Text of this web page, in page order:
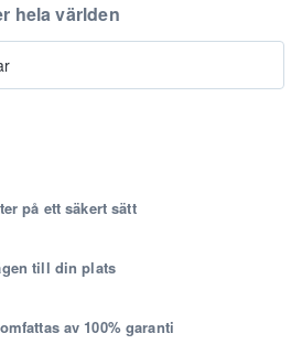
på ett säkert sätt
till din plats
av 100% garanti
hela världen